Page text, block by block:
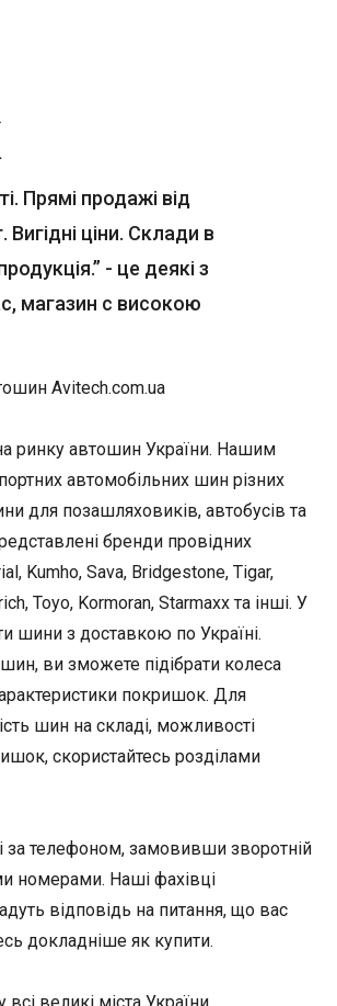
Прямі продажі від
ціни. Склади в
- це деякі з
магазин с високою
Avitech.com.ua
ринку автошин України. Нашим
автомобільних шин різних
для позашляховиків, автобусів та
бренди провідних
Kumho, Sava, Bridgestone, Tigar,
Toyo, Kormoran, Starmaxx та інші. У
шини з доставкою по Україні.
ви зможете підібрати колеса
покришок. Для
шин на складі, можливості
скористайтесь розділами
за телефоном, замовивши зворотній
номерами. Наші фахівці
відповідь на питання, що вас
докладніше як купити.